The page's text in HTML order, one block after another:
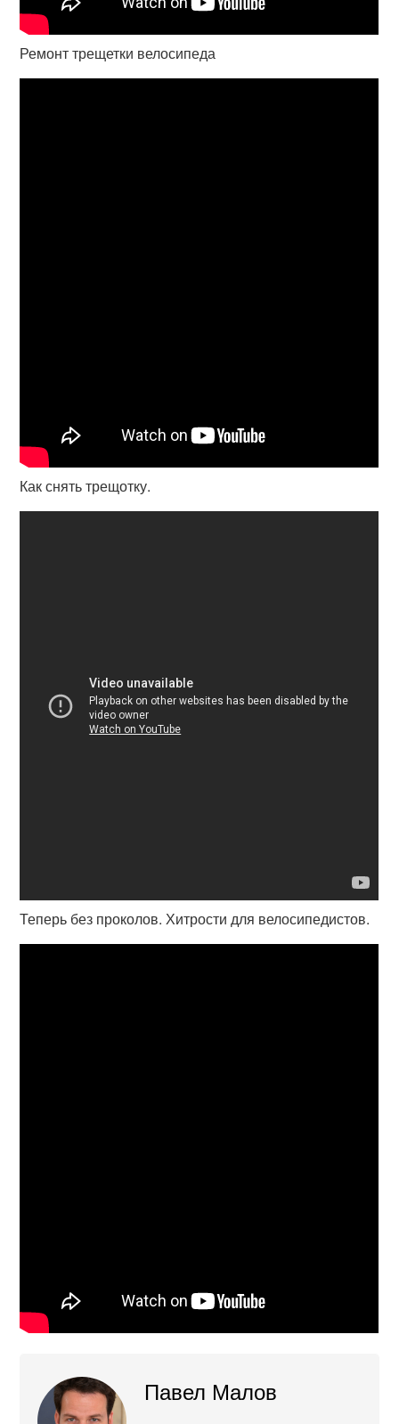
Ремонт трещетки велосипеда
Как снять трещотку.
Теперь без проколов. Хитрости для велосипедистов.
Павел Малов